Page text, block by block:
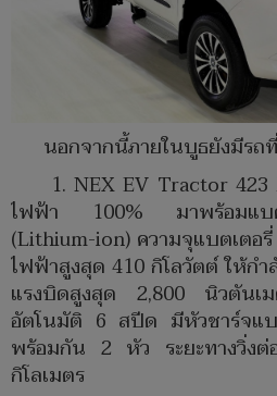
นอกจากนี้ภายในบูธยังมีรถ
1. NEX EV Tractor
ไฟฟ้า 100% มาพร้อมแบต
(Lithium-ion) ความจุแบตเตอ
ไฟฟ้าสูงสุด 410 กิโลวัตต์ ให้กำ
แรงบิดสูงสุด 2,800 นิวตันเ
อัตโนมัติ 6 สปีด มีหัวชาร์จแ
พร้อมกัน 2 หัว ระยะทางวิ่งต่
กิโลเมตร